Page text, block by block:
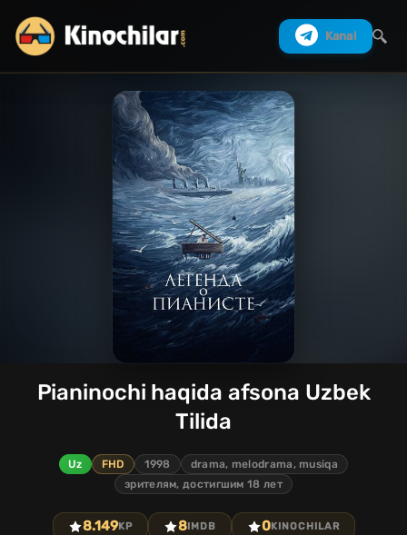
Kanal
Pianinochi haqida afsona Uzbek
Tilida
Uz FHD 1998
drama, melodrama, musiqa
зрителям, достигшим 18 лет
8.149KP 8IMDB 0KINOCHILAR